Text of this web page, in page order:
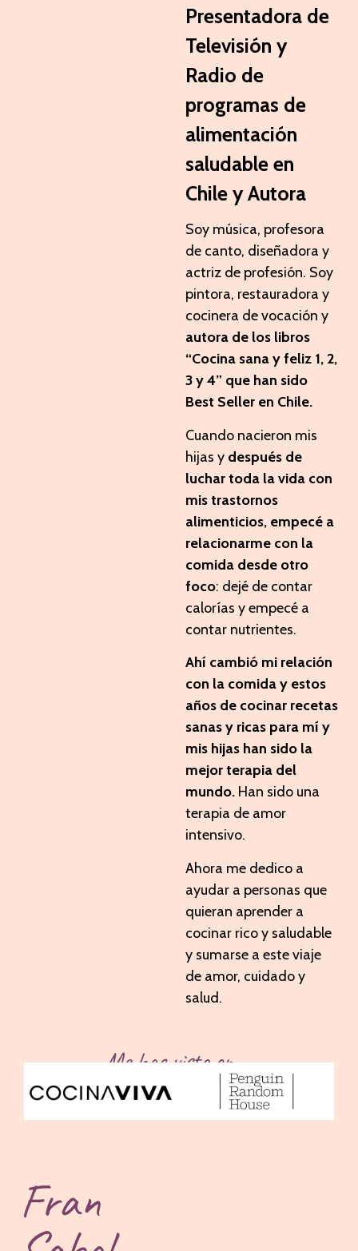
Presentadora de
Televisión y
Radio de
programas de
alimentación
saludable en
Chile y Autora
Soy música, profesora
de canto, diseñadora y
actriz de profesión. Soy
pintora, restauradora y
cocinera de vocación y
autora de los libros
“Cocina sana y feliz 1, 2,
3 y 4” que han sido
Best Seller en Chile.
Cuando nacieron mis
hijas y después de
luchar toda la vida con
mis trastornos
alimenticios, empecé a
relacionarme con la
comida desde otro
foco: dejé de contar
calorías y empecé a
contar nutrientes.
Ahí cambió mi relación
con la comida y estos
años de cocinar recetas
sanas y ricas para mí y
mis hijas han sido la
mejor terapia del
mundo. Han sido una
terapia de amor
intensivo.
Ahora me dedico a
ayudar a personas que
quieran aprender a
cocinar rico y saludable
y sumarse a este viaje
de amor, cuidado y
salud.
Me has visto en....
Fran